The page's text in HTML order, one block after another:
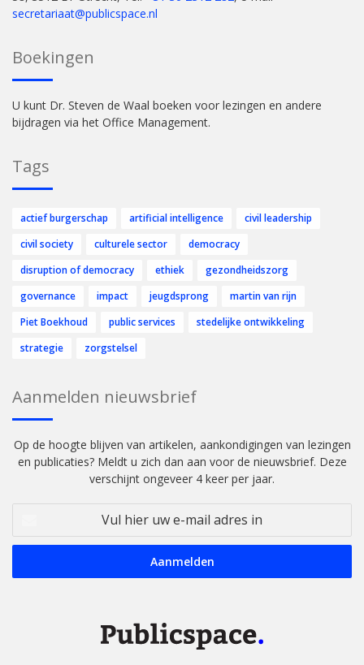
secretariaat@publicspace.nl
Boekingen
U kunt Dr. Steven de Waal boeken voor lezingen en andere
bijdragen via het Office Management.
Tags
actief burgerschap artificial intelligence
civil leadership
civil society
culturele sector
democracy
disruption of democracy
ethiek
gezondheidszorg
governance
impact jeugdsprong
martin van rijn
Piet Boekhoud
public services
stedelijke ontwikkeling
strategie
zorgstelsel
Aanmelden nieuwsbrief
Op de hoogte blijven van artikelen, aankondigingen van lezingen
en publicaties? Meldt u zich dan aan voor de nieuwsbrief. Deze
verschijnt ongeveer 4 keer per jaar.
uw
mail